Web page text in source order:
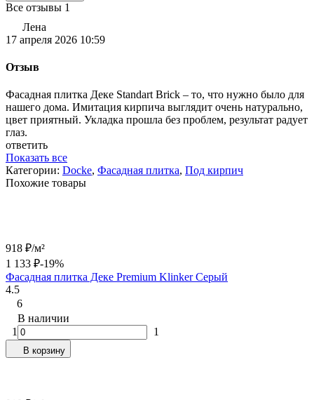
Все отзывы 1
Лена
17 апреля 2026 10:59
Отзыв
Фасадная плитка Деке Standart Brick – то, что нужно было для
нашего дома. Имитация кирпича выглядит очень натурально,
цвет приятный. Укладка прошла без проблем, результат радует
глаз.
ответить
Показать все
Категории: Docke, Фасадная плитка, Под кирпич
Похожие товары
918 ₽/м²
1 133 ₽-19%
Фасадная плитка Деке Premium Klinker Серый
4.5
6
В наличии
1
1
В корзину